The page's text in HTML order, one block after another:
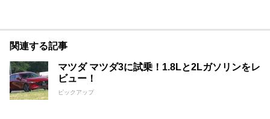
関連する記事
マツダ マツダ3に試乗！1.8Lと2Lガソリンをレ
ビュー！
ピックアップ